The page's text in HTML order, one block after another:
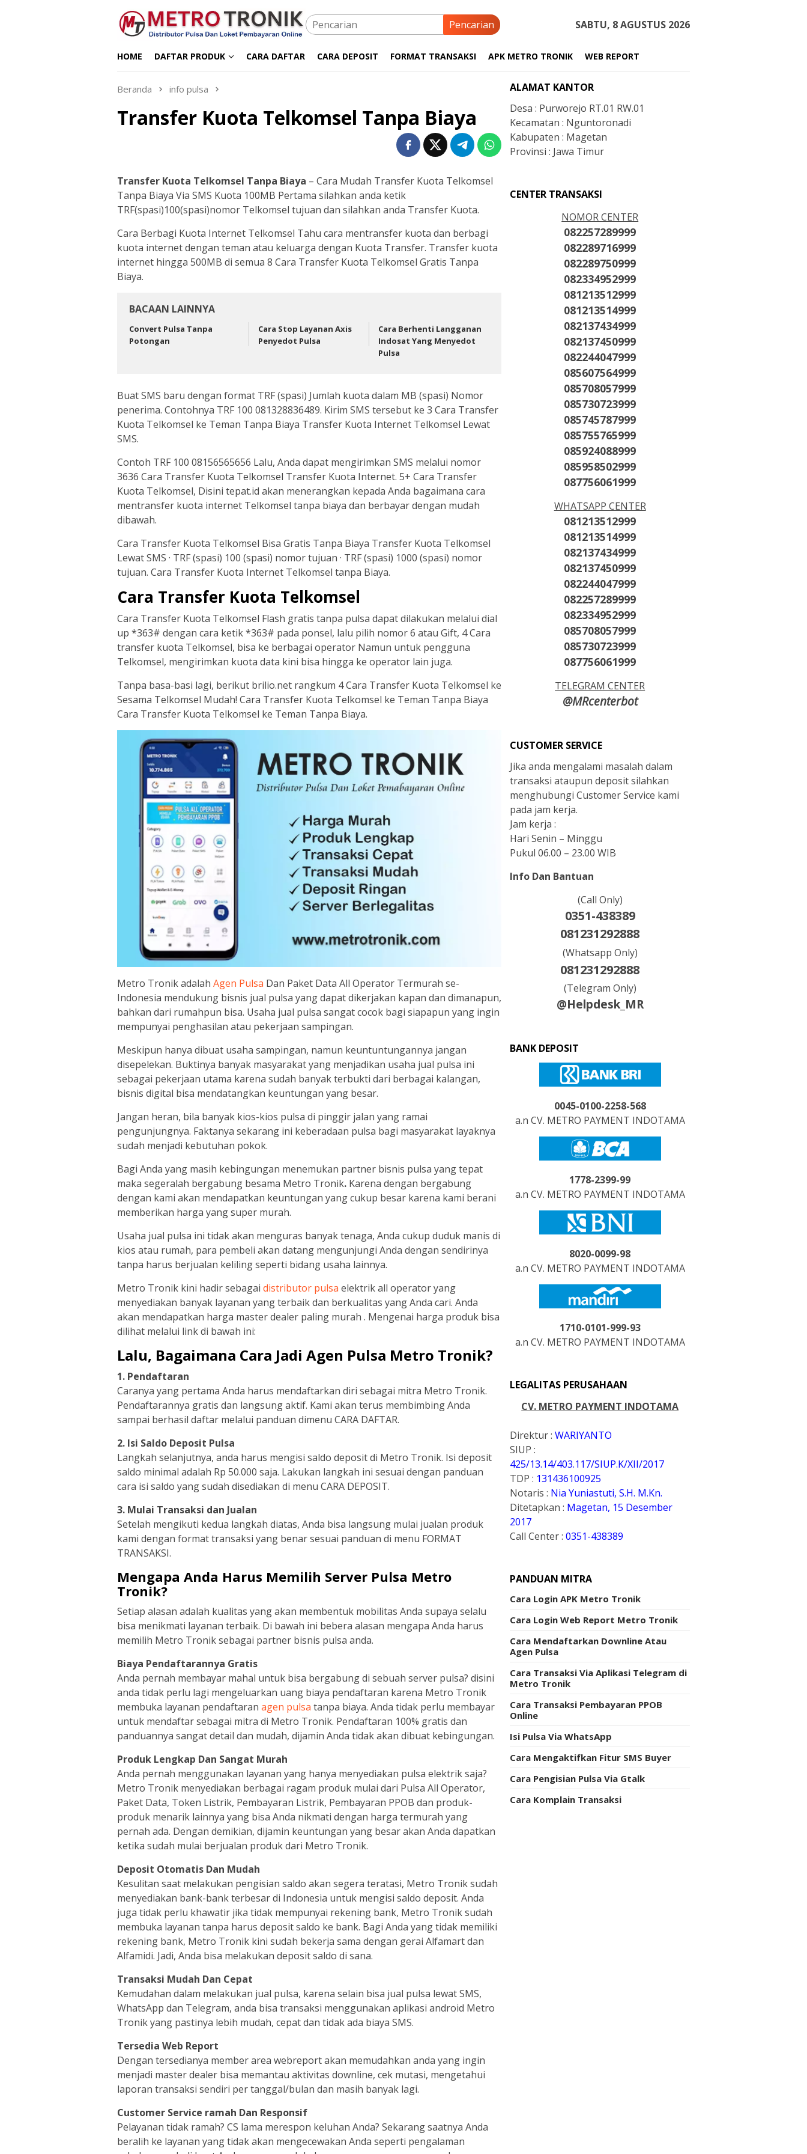
Pencarian SABTU, 8 AGUSTUS 2026
HOME DAFTAR PRODUK CARA DAFTAR CARA DEPOSIT FORMAT TRANSAKSI APK METRO TRONIK WEB REPORT
Beranda info pulsa
Transfer Kuota Telkomsel Tanpa Biaya
Transfer Kuota Telkomsel Tanpa Biaya – Cara Mudah Transfer Kuota Telkomsel
Tanpa Biaya Via SMS Kuota 100MB Pertama silahkan anda ketik
TRF(spasi)100(spasi)nomor Telkomsel tujuan dan silahkan anda Transfer Kuota.
Cara Berbagi Kuota Internet Telkomsel Tahu cara mentransfer kuota dan berbagi
kuota internet dengan teman atau keluarga dengan Kuota Transfer. Transfer kuota
internet hingga 500MB di semua 8 Cara Transfer Kuota Telkomsel Gratis Tanpa
Biaya.
BACAAN LAINNYA
Convert Pulsa Tanpa
Potongan
Cara Stop Layanan Axis
Penyedot Pulsa
Cara Berhenti Langganan
Indosat Yang Menyedot
Pulsa
Buat SMS baru dengan format TRF (spasi) Jumlah kuota dalam MB (spasi) Nomor
penerima. Contohnya TRF 100 081328836489. Kirim SMS tersebut ke 3 Cara Transfer
Kuota Telkomsel ke Teman Tanpa Biaya Transfer Kuota Internet Telkomsel Lewat
SMS.
Contoh TRF 100 08156565656 Lalu, Anda dapat mengirimkan SMS melalui nomor
3636 Cara Transfer Kuota Telkomsel Transfer Kuota Internet. 5+ Cara Transfer
Kuota Telkomsel, Disini tepat.id akan menerangkan kepada Anda bagaimana cara
mentransfer kuota internet Telkomsel tanpa biaya dan berbayar dengan mudah
dibawah.
Cara Transfer Kuota Telkomsel Bisa Gratis Tanpa Biaya Transfer Kuota Telkomsel
Lewat SMS · TRF (spasi) 100 (spasi) nomor tujuan · TRF (spasi) 1000 (spasi) nomor
tujuan. Cara Transfer Kuota Internet Telkomsel tanpa Biaya.
Cara Transfer Kuota Telkomsel
Cara Transfer Kuota Telkomsel Flash gratis tanpa pulsa dapat dilakukan melalui dial
up *363# dengan cara ketik *363# pada ponsel, lalu pilih nomor 6 atau Gift, 4 Cara
transfer kuota Telkomsel, bisa ke berbagai operator Namun untuk pengguna
Telkomsel, mengirimkan kuota data kini bisa hingga ke operator lain juga.
Tanpa basa-basi lagi, berikut brilio.net rangkum 4 Cara Transfer Kuota Telkomsel ke
Sesama Telkomsel Mudah! Cara Transfer Kuota Telkomsel ke Teman Tanpa Biaya
Cara Transfer Kuota Telkomsel ke Teman Tanpa Biaya.
Metro Tronik adalah Agen Pulsa Dan Paket Data All Operator Termurah se-
Indonesia mendukung bisnis jual pulsa yang dapat dikerjakan kapan dan dimanapun,
bahkan dari rumahpun bisa. Usaha jual pulsa sangat cocok bagi siapapun yang ingin
mempunyai penghasilan atau pekerjaan sampingan.
Meskipun hanya dibuat usaha sampingan, namun keuntuntungannya jangan
disepelekan. Buktinya banyak masyarakat yang menjadikan usaha jual pulsa ini
sebagai pekerjaan utama karena sudah banyak terbukti dari berbagai kalangan,
bisnis digital bisa mendatangkan keuntungan yang besar.
Jangan heran, bila banyak kios-kios pulsa di pinggir jalan yang ramai
pengunjungnya. Faktanya sekarang ini keberadaan pulsa bagi masyarakat layaknya
sudah menjadi kebutuhan pokok.
Bagi Anda yang masih kebingungan menemukan partner bisnis pulsa yang tepat
maka segeralah bergabung besama Metro Tronik. Karena dengan bergabung
dengan kami akan mendapatkan keuntungan yang cukup besar karena kami berani
memberikan harga yang super murah.
Usaha jual pulsa ini tidak akan menguras banyak tenaga, Anda cukup duduk manis di
kios atau rumah, para pembeli akan datang mengunjungi Anda dengan sendirinya
tanpa harus berjualan keliling seperti bidang usaha lainnya.
Metro Tronik kini hadir sebagai distributor pulsa elektrik all operator yang
menyediakan banyak layanan yang terbaik dan berkualitas yang Anda cari. Anda
akan mendapatkan harga master dealer paling murah . Mengenai harga produk bisa
dilihat melalui link di bawah ini:
Lalu, Bagaimana Cara Jadi Agen Pulsa Metro Tronik?
1. Pendaftaran
Caranya yang pertama Anda harus mendaftarkan diri sebagai mitra Metro Tronik.
Pendaftarannya gratis dan langsung aktif. Kami akan terus membimbing Anda
sampai berhasil daftar melalui panduan dimenu CARA DAFTAR.
2. Isi Saldo Deposit Pulsa
Langkah selanjutnya, anda harus mengisi saldo deposit di Metro Tronik. Isi deposit
saldo minimal adalah Rp 50.000 saja. Lakukan langkah ini sesuai dengan panduan
cara isi saldo yang sudah disediakan di menu CARA DEPOSIT.
3. Mulai Transaksi dan Jualan
Setelah mengikuti kedua langkah diatas, Anda bisa langsung mulai jualan produk
kami dengan format transaksi yang benar sesuai panduan di menu FORMAT
TRANSAKSI.
Mengapa Anda Harus Memilih Server Pulsa Metro
Tronik?
Setiap alasan adalah kualitas yang akan membentuk mobilitas Anda supaya selalu
bisa menikmati layanan terbaik. Di bawah ini bebera alasan mengapa Anda harus
memilih Metro Tronik sebagai partner bisnis pulsa anda.
Biaya Pendaftarannya Gratis
Anda pernah membayar mahal untuk bisa bergabung di sebuah server pulsa? disini
anda tidak perlu lagi mengeluarkan uang biaya pendaftaran karena Metro Tronik
membuka layanan pendaftaran agen pulsa tanpa biaya. Anda tidak perlu membayar
untuk mendaftar sebagai mitra di Metro Tronik. Pendaftaran 100% gratis dan
panduannya sangat detail dan mudah, dijamin Anda tidak akan dibuat kebingungan.
Produk Lengkap Dan Sangat Murah
Anda pernah menggunakan layanan yang hanya menyediakan pulsa elektrik saja?
Metro Tronik menyediakan berbagai ragam produk mulai dari Pulsa All Operator,
Paket Data, Token Listrik, Pembayaran Listrik, Pembayaran PPOB dan produk-
produk menarik lainnya yang bisa Anda nikmati dengan harga termurah yang
pernah ada. Dengan demikian, dijamin keuntungan yang besar akan Anda dapatkan
ketika sudah mulai berjualan produk dari Metro Tronik.
Deposit Otomatis Dan Mudah
Kesulitan saat melakukan pengisian saldo akan segera teratasi, Metro Tronik sudah
menyediakan bank-bank terbesar di Indonesia untuk mengisi saldo deposit. Anda
juga tidak perlu khawatir jika tidak mempunyai rekening bank, Metro Tronik sudah
membuka layanan tanpa harus deposit saldo ke bank. Bagi Anda yang tidak memiliki
rekening bank, Metro Tronik kini sudah bekerja sama dengan gerai Alfamart dan
Alfamidi. Jadi, Anda bisa melakukan deposit saldo di sana.
Transaksi Mudah Dan Cepat
Kemudahan dalam melakukan jual pulsa, karena selain bisa jual pulsa lewat SMS,
WhatsApp dan Telegram, anda bisa transaksi menggunakan aplikasi android Metro
Tronik yang pastinya lebih mudah, cepat dan tidak ada biaya SMS.
Tersedia Web Report
Dengan tersedianya member area webreport akan memudahkan anda yang ingin
menjadi master dealer bisa memantau aktivitas downline, cek mutasi, mengetahui
laporan transaksi sendiri per tanggal/bulan dan masih banyak lagi.
Customer Service ramah Dan Responsif
Pelayanan tidak ramah? CS lama merespon keluhan Anda? Sekarang saatnya Anda
beralih ke layanan yang tidak akan mengecewakan Anda seperti pengalaman
ALAMAT KANTOR
Desa : Purworejo RT.01 RW.01
Kecamatan : Nguntoronadi
Kabupaten : Magetan
Provinsi : Jawa Timur
CENTER TRANSAKSI
NOMOR CENTER
082257289999
082289716999
082289750999
082334952999
081213512999
081213514999
082137434999
082137450999
082244047999
085607564999
085708057999
085730723999
085745787999
085755765999
085924088999
085958502999
087756061999
WHATSAPP CENTER
081213512999
081213514999
082137434999
082137450999
082244047999
082257289999
082334952999
085708057999
085730723999
087756061999
TELEGRAM CENTER
@MRcenterbot
CUSTOMER SERVICE
Jika anda mengalami masalah dalam
transaksi ataupun deposit silahkan
menghubungi Customer Service kami
pada jam kerja.
Jam kerja :
Hari Senin – Minggu
Pukul 06.00 – 23.00 WIB
Info Dan Bantuan
(Call Only)
0351-438389
081231292888
(Whatsapp Only)
081231292888
(Telegram Only)
@Helpdesk_MR
BANK DEPOSIT
0045-0100-2258-568
a.n CV. METRO PAYMENT INDOTAMA
1778-2399-99
a.n CV. METRO PAYMENT INDOTAMA
8020-0099-98
a.n CV. METRO PAYMENT INDOTAMA
1710-0101-999-93
a.n CV. METRO PAYMENT INDOTAMA
LEGALITAS PERUSAHAAN
CV. METRO PAYMENT INDOTAMA
Direktur :WARIYANTO
SIUP :
425/13.14/403.117/SIUP.K/XII/2017
TDP : 131436100925
Notaris : Nia Yuniastuti, S.H. M.Kn.
Ditetapkan : Magetan, 15 Desember
2017
Call Center :0351-438389
PANDUAN MITRA
Cara Login APK Metro Tronik
Cara Login Web Report Metro Tronik
Cara Mendaftarkan Downline Atau
Agen Pulsa
Cara Transaksi Via Aplikasi Telegram di
Metro Tronik
Cara Transaksi Pembayaran PPOB
Online
Isi Pulsa Via WhatsApp
Cara Mengaktifkan Fitur SMS Buyer
Cara Pengisian Pulsa Via Gtalk
Cara Komplain Transaksi